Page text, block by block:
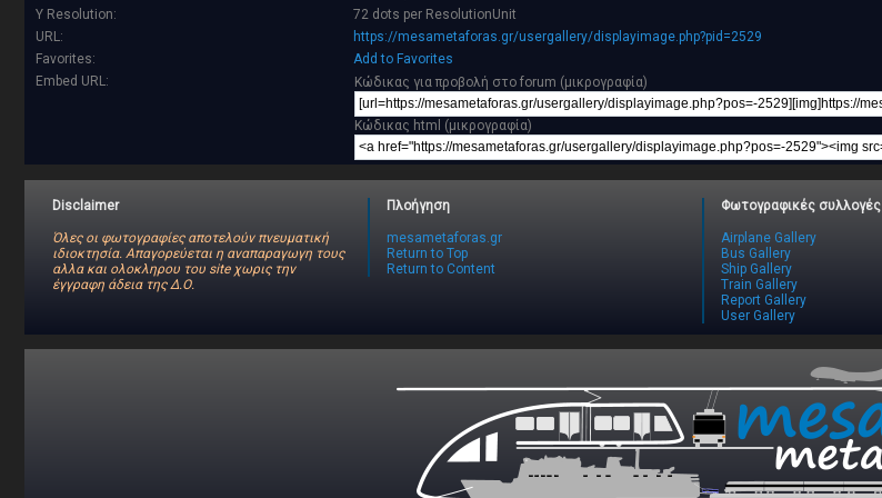
Y Resolution:
72 dots per ResolutionUnit
URL:
https://mesametaforas.gr/usergallery/displayimage.php?pid=2529
Favorites:
Add to Favorites
Embed URL:
Κώδικας για προβολή στο forum (μικρογραφία)
Κώδικας html (μικρογραφία)
Disclaimer
Όλες οι φωτογραφίες αποτελούν πνευματική
ιδιοκτησία. Απαγορεύεται η αναπαραγωγη τους
αλλα και ολοκληρου του site χωρις την
έγγραφη άδεια της Δ.Ο.
Πλοήγηση
mesametaforas.gr
Return to Top
Return to Content
Φωτογραφικές συλλογές
Airplane Gallery
Bus Gallery
Ship Gallery
Train Gallery
Report Gallery
User Gallery